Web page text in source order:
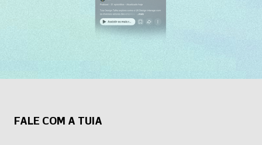
FALE COM A TUIA